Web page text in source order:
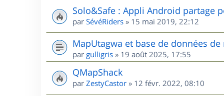
Solo&Safe : Appli Android partage
par SévéRiders » 15 mai 2019, 22:12
MapUtagwa et base de données de
par gulligris » 19 août 2025, 17:55
QMapShack
par ZestyCastor » 12 févr. 2022, 08:10